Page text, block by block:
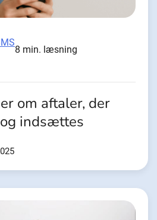
8 min. læsning
om aftaler, der
indsættes